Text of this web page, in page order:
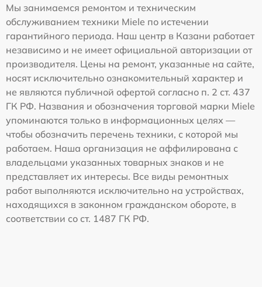
Мы занимаемся ремонтом и техническим
обслуживанием техники Miele по истечении
гарантийного периода. Наш центр в Казани работает
независимо и не имеет официальной авторизации от
производителя. Цены на ремонт, указанные на сайте,
носят исключительно ознакомительный характер и
не являются публичной офертой согласно п. 2 ст. 437
ГК РФ. Названия и обозначения торговой марки Miele
упоминаются только в информационных целях —
чтобы обозначить перечень техники, с которой мы
работаем. Наша организация не аффилирована с
владельцами указанных товарных знаков и не
представляет их интересы. Все виды ремонтных
работ выполняются исключительно на устройствах,
находящихся в законном гражданском обороте, в
соответствии со ст. 1487 ГК РФ.